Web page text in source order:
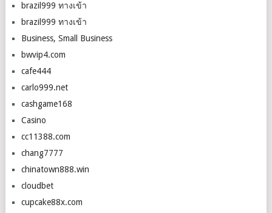
brazil999 ทางเข้า
brazil999 ทางเข้า
Business, Small Business
bwvip4.com
cafe444
carlo999.net
cashgame168
Casino
cc11388.com
chang7777
chinatown888.win
cloudbet
cupcake88x.com